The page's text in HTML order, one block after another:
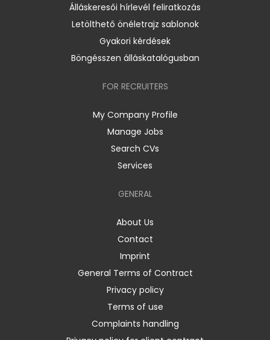
Álláskeresői hírlevél feliratkozás
Letölthető önéletrajz sablonok
Gyakori kérdések
Böngésszen álláskatalógusban
FOR RECRUITERS
My Company Profile
Manage Jobs
Search CVs
Services
GENERAL
About Us
Contact
Imprint
General Terms of Contract
Privacy policy
Terms of use
Complaints handling